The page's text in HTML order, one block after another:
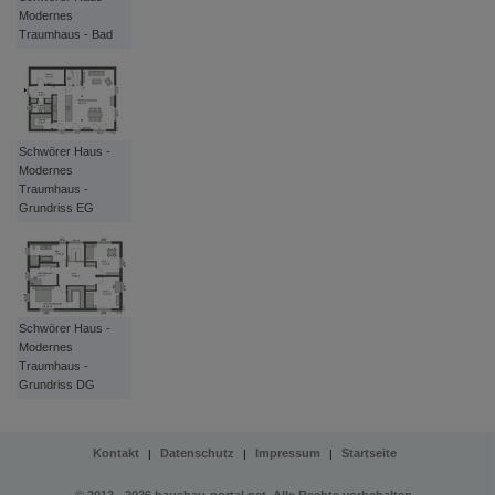
Modernes
Traumhaus - Bad
Schwörer Haus -
Modernes
Traumhaus -
Grundriss EG
Schwörer Haus -
Modernes
Traumhaus -
Grundriss DG
Kontakt | Datenschutz | Impressum | Startseite